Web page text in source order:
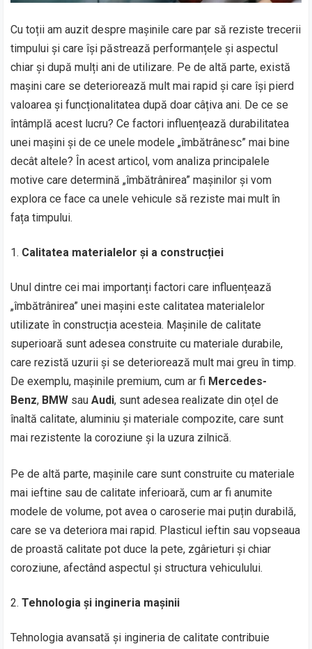
Cu toții am auzit despre mașinile care par să reziste trecerii
timpului și care își păstrează performanțele și aspectul
chiar și după mulți ani de utilizare. Pe de altă parte, există
mașini care se deteriorează mult mai rapid și care își pierd
valoarea și funcționalitatea după doar câțiva ani. De ce se
întâmplă acest lucru? Ce factori influențează durabilitatea
unei mașini și de ce unele modele „îmbătrânesc” mai bine
decât altele? În acest articol, vom analiza principalele
motive care determină „îmbătrânirea” mașinilor și vom
explora ce face ca unele vehicule să reziste mai mult în
fața timpului.
Calitatea materialelor și a construcției
Unul dintre cei mai importanți factori care influențează
„îmbătrânirea” unei mașini este calitatea materialelor
utilizate în construcția acesteia. Mașinile de calitate
superioară sunt adesea construite cu materiale durabile,
care rezistă uzurii și se deteriorează mult mai greu în timp.
De exemplu, mașinile premium, cum ar fi Mercedes-
Benz, BMW sauAudi, sunt adesea realizate din oțel de
înaltă calitate, aluminiu și materiale compozite, care sunt
mai rezistente la coroziune și la uzura zilnică.
Pe de altă parte, mașinile care sunt construite cu materiale
mai ieftine sau de calitate inferioară, cum ar fi anumite
modele de volume, pot avea o caroserie mai puțin durabilă,
care se va deteriora mai rapid. Plasticul ieftin sau vopseaua
de proastă calitate pot duce la pete, zgârieturi și chiar
coroziune, afectând aspectul și structura vehiculului.
Tehnologia și ingineria mașinii
Tehnologia avansată și ingineria de calitate contribuie